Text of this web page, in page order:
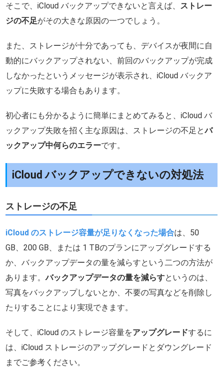
そこで、iCloud バックアップできないと言えば、 ストレー
ジの不足がその大きな原因の一つでしょう。
また、ストレージが十分であっても、デバイスが夜間に自
動的にバックアップされない、前回のバックアップが完成
しなかったというメッセージが表示され、iCloud バックア
ップに失敗する場合もあります。
初心者にも分かるように簡単にまとめてみると、iCloud バ
ックアップ失敗を招く主な原因は、ストレージの不足とバ
ックアップ中何らのエラーです。
iCloud バックアップできないの対処法
ストレージの不足
iCloud のストレージ容量が足りなくなった場合は、50
GB、200 GB、または 1 TBのプランにアップグレードする
か、バックアップデータの量を減らすという二つの方法が
あります。バックアップデータの量を減らすというのは、
写真をバックアップしないとか、不要の写真などを削除し
たりすることにより実現できます。
そして、iCloud のストレージ容量をアップグレードするに
は、iCloud ストレージのアップグレードとダウングレード
までご参考ください。